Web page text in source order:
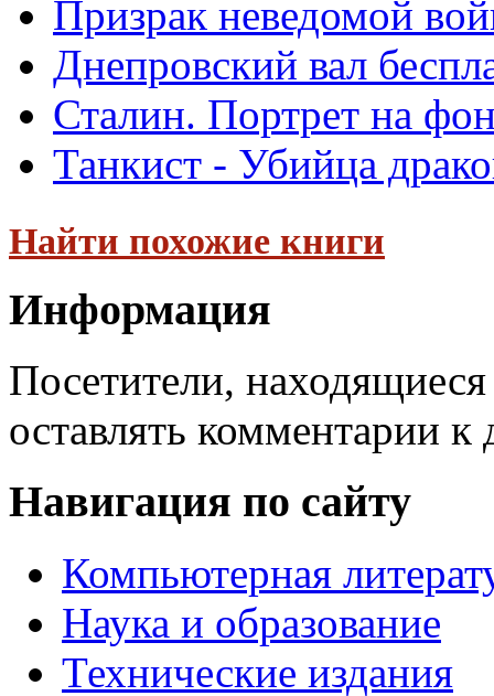
Призрак неведомой
Днепровский вал
Сталин. Портрет на
Танкист - Убийца
Найти похожие книги
Информация
Посетители,
оставлять комментарии к
Навигация по сайту
Компьютерная
Наука и образование
Технические издания